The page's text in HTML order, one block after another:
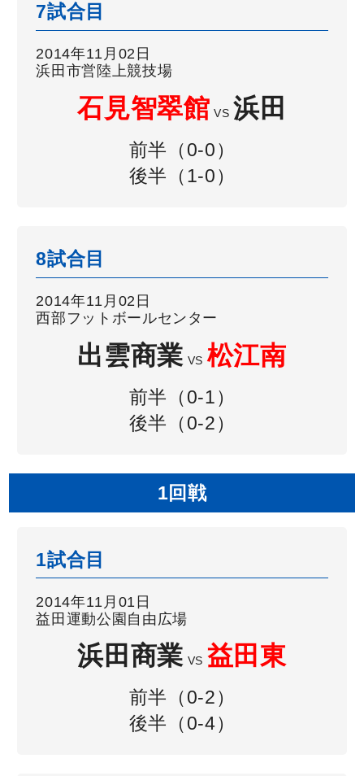
7試合目
2014年11月02日
浜田市営陸上競技場
石見智翠館 VS 浜田
前半（0-0）
後半（1-0）
8試合目
2014年11月02日
西部フットボールセンター
出雲商業 VS 松江南
前半（0-1）
後半（0-2）
1回戦
1試合目
2014年11月01日
益田運動公園自由広場
浜田商業 VS 益田東
前半（0-2）
後半（0-4）